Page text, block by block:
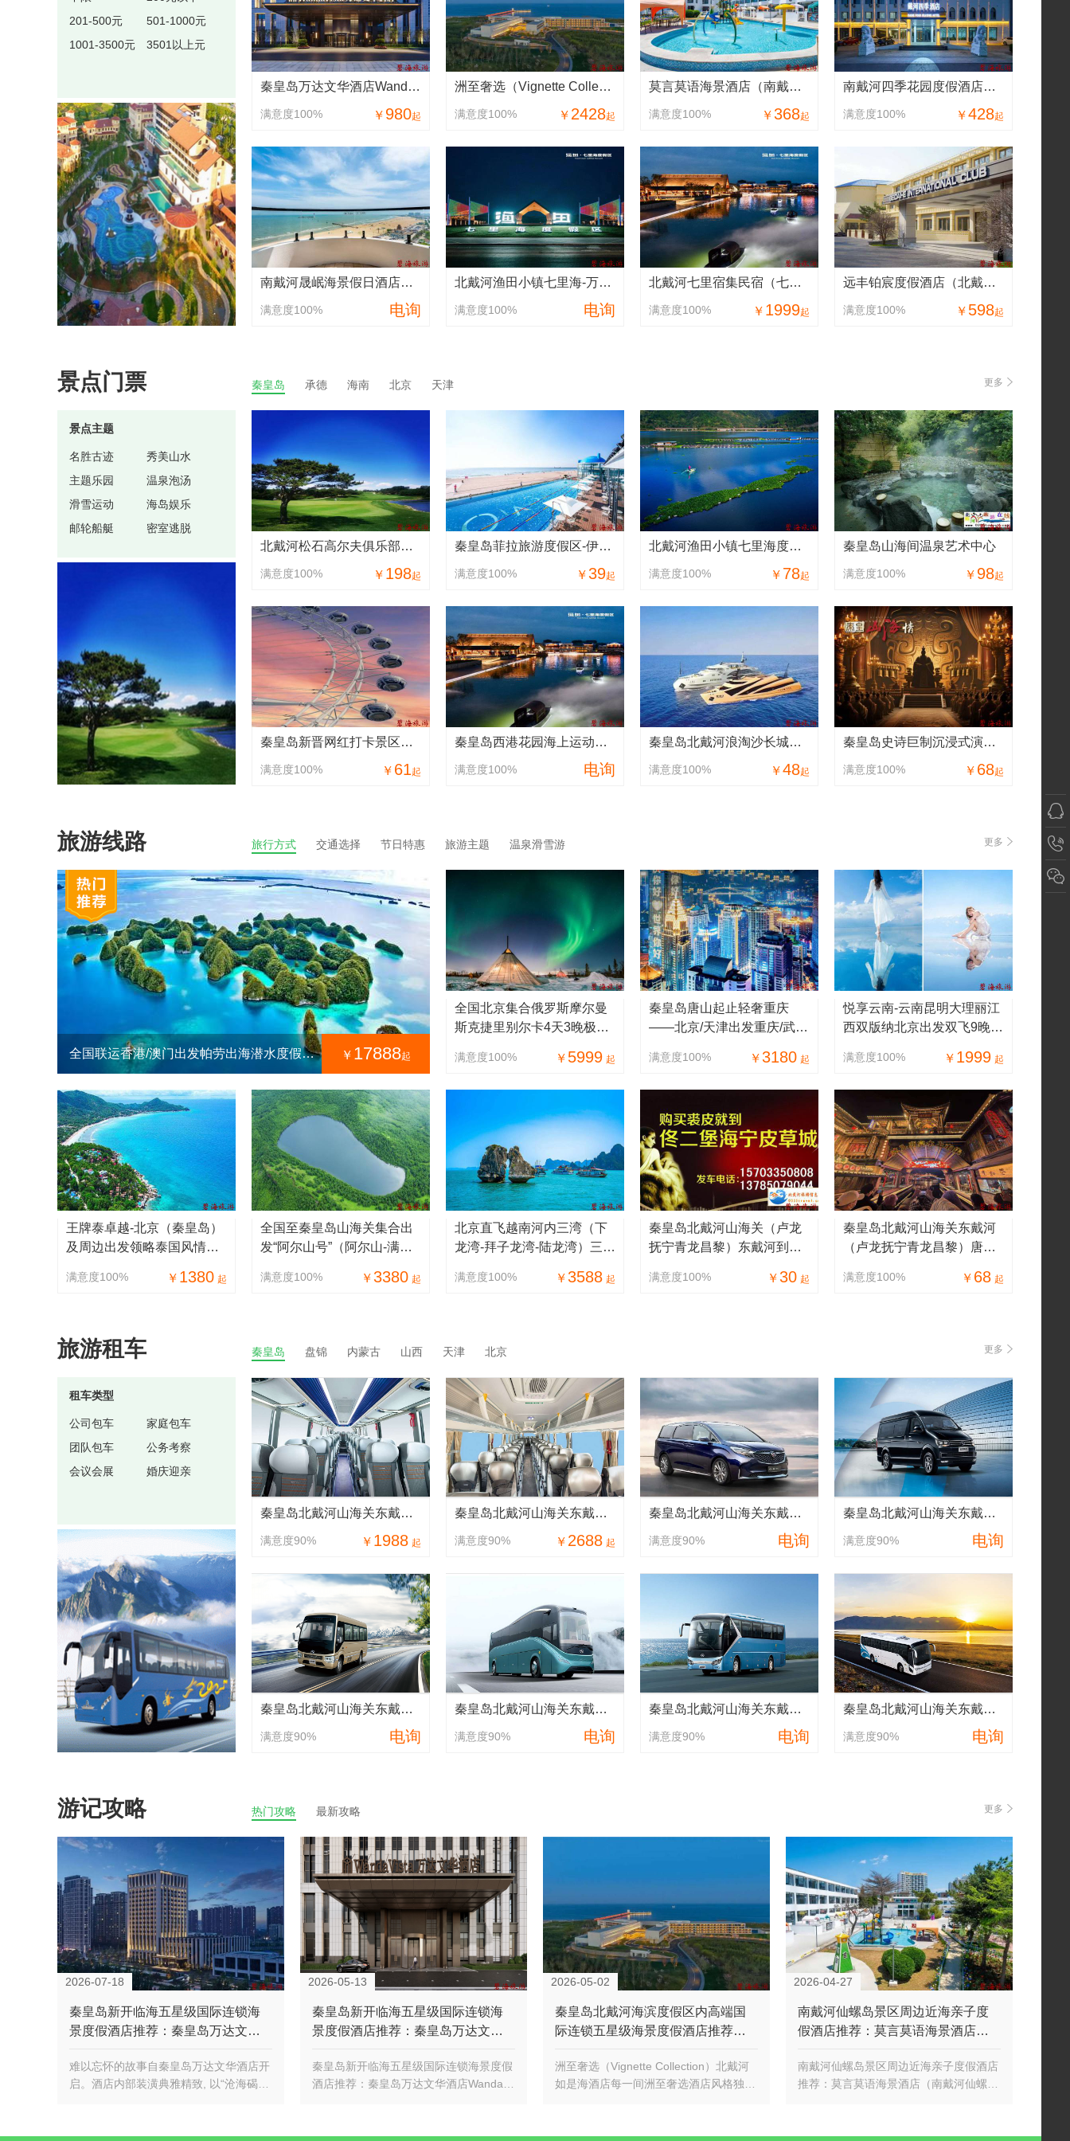
201-500元
501-1000元
1001-3500元
3501以上元
秦皇岛万达文华酒店Wanda Vista Qinhuangdao
满意度100% ￥ 980起
洲至奢选（Vignette Collection）北戴河如是海酒店
满意度100% ￥ 2428起
莫言莫语海景酒店（南戴河仙螺岛度假区店）
满意度100% ￥368起
南戴河四季花园度假酒店（仙螺岛景区店）
满意度100% ￥428起
南戴河晟岷海景假日酒店（原日月湖酒店）
满意度100% 电询
北戴河渔田小镇七里海-万得澜(狐猴斑马长颈鹿)度假酒店&七里宿集泳池院落民宿
满意度100% 电询
北戴河七里宿集民宿（七里海渔田小镇度假区）
满意度100% ￥ 1999起
远丰铂宸度假酒店（北戴河国际俱乐部）
满意度100% ￥ 598起
景点门票 秦皇岛 承德 海南 北京 天津 更多
景点主题
名胜古迹
秀美山水
主题乐园
温泉泡汤
滑雪运动
海岛娱乐
邮轮船艇
密室逃脱
北戴河松石高尔夫俱乐部球场Beidaihe Pine Rock Golf
满意度100% ￥ 198起
秦皇岛菲拉旅游度假区-伊亚圣托里尼雅阁蓝顶温泉
满意度100% ￥39起
北戴河渔田小镇七里海度假区&渔田休闲渔业码头（出海观光+海鲜采摘+赶网捕鱼）
满意度100% ￥ 78起
秦皇岛山海间温泉艺术中心
满意度100% ￥ 98起
秦皇岛新晋网红打卡景区：秦皇岛之眼摩天轮
满意度100% ￥ 61起
秦皇岛西港花园海上运动：深海潜水/海上冲浪/深海海钓/出海捕鱼/帆船体验
满意度100% 电询
秦皇岛北戴河浪淘沙长城号/公主号/寻仙号/求仙号/渔渡一号海东青游轮游船
满意度100% ￥48起
秦皇岛史诗巨制沉浸式演出-秦皇山海情
满意度100% ￥ 68起
旅游线路 旅行方式 交通选择 节日特惠 旅游主题 温泉滑雪游 更多
全国联运香港/澳门出发帕劳出海潜水度假旅游计划8天7晚尊享游 ￥ 17888起
全国北京集合俄罗斯摩尔曼
斯克捷里别尔卡4天3晚极光
满意度100% ￥ 5999 起
秦皇岛唐山起止轻奢重庆
——北京/天津出发重庆/武隆
满意度100% ￥3180 起
悦享云南-云南昆明大理丽江
西双版纳北京出发双飞9晚1
满意度100% ￥ 1999 起
王牌泰卓越-北京（秦皇岛）
及周边出发领略泰国风情
特色美食4飞5晚6天度假旅
满意度100% ￥ 1380 起
全国至秦皇岛山海关集合出
发“阿尔山号”（阿尔山-满洲
呼吸6日游
满意度100% ￥3380 起
北京直飞越南河内三湾（下
龙湾-拜子龙湾-陆龙湾）三岛
飞7日品质（包船）游
满意度100% ￥3588 起
秦皇岛北戴河山海关（卢龙
抚宁青龙昌黎）东戴河到海
一日游
满意度100% ￥30 起
秦皇岛北戴河山海关东戴河
（卢龙抚宁青龙昌黎）唐山
园精品一日游
满意度100% ￥ 68 起
旅游租车 秦皇岛 盘锦 内蒙古 山西 天津 北京 更多
租车类型
公司包车
家庭包车
团队包车
公务考察
会议会展
婚庆迎亲
秦皇岛北戴河山海关东戴河55座旅游大巴车接送天津滨海机场包车
满意度90% ￥ 1988 起
秦皇岛北戴河山海关东戴河55座旅游大巴车包车接送北京大兴/首都机场
满意度90% ￥ 2688 起
秦皇岛北戴河山海关东戴河7座别克GL8商务车包车租车
满意度90% 电询
秦皇岛北戴河山海关东戴河12-15座旅游中巴车包车租车
满意度90% 电询
秦皇岛北戴河山海关东戴河17-19座国产仿考斯特旅游中巴车包车租车
满意度90% 电询
秦皇岛北戴河山海关东戴河55座改装30座豪华高品质旅游大巴车包车租车
满意度90% 电询
秦皇岛北戴河山海关东戴河40-51座旅游大巴车包车租车
满意度90% 电询
秦皇岛北戴河山海关东戴河33-39座旅游大巴车包车租车
满意度90% 电询
游记攻略 热门攻略 最新攻略 更多
2026-07-18
秦皇岛新开临海五星级国际连锁海
景度假酒店推荐：秦皇岛万达文华
难以忘怀的故事自秦皇岛万达文华酒店开
启。酒店内部装潢典雅精致, 以“沧海碣
2026-05-13
秦皇岛新开临海五星级国际连锁海
景度假酒店推荐：秦皇岛万达文华
秦皇岛新开临海五星级国际连锁海景度假
酒店推荐：秦皇岛万达文华酒店Wanda V
2026-05-02
秦皇岛北戴河海滨度假区内高端国
际连锁五星级海景度假酒店推荐：
戴河如是海酒店
洲至奢选（Vignette Collection）北戴河
如是海酒店每一间洲至奢选酒店风格独到
2026-04-27
南戴河仙螺岛景区周边近海亲子度
假酒店推荐：莫言莫语海景酒店
南戴河仙螺岛景区周边近海亲子度假酒店
推荐：莫言莫语海景酒店（南戴河仙螺岛